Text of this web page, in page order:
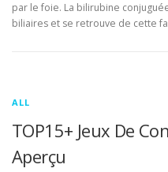
par le foie. La bilirubine
biliaires et se retrouve de cette
ALL
TOP15+ Jeux De
Aperçu